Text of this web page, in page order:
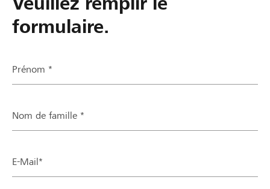
formulaire.
Prénom *
Nom de famille *
E-Mail*